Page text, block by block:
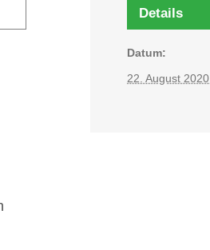
Details
Datum:
22. August 2020